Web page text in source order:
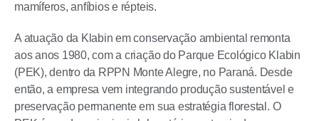
mamíferos, anfíbios e répteis.
A atuação da Klabin em conservação ambiental remonta
aos anos 1980, com a criação do Parque Ecológico Klabin
(PEK), dentro da RPPN Monte Alegre, no Paraná. Desde
então, a empresa vem integrando produção sustentável e
preservação permanente em sua estratégia florestal. O